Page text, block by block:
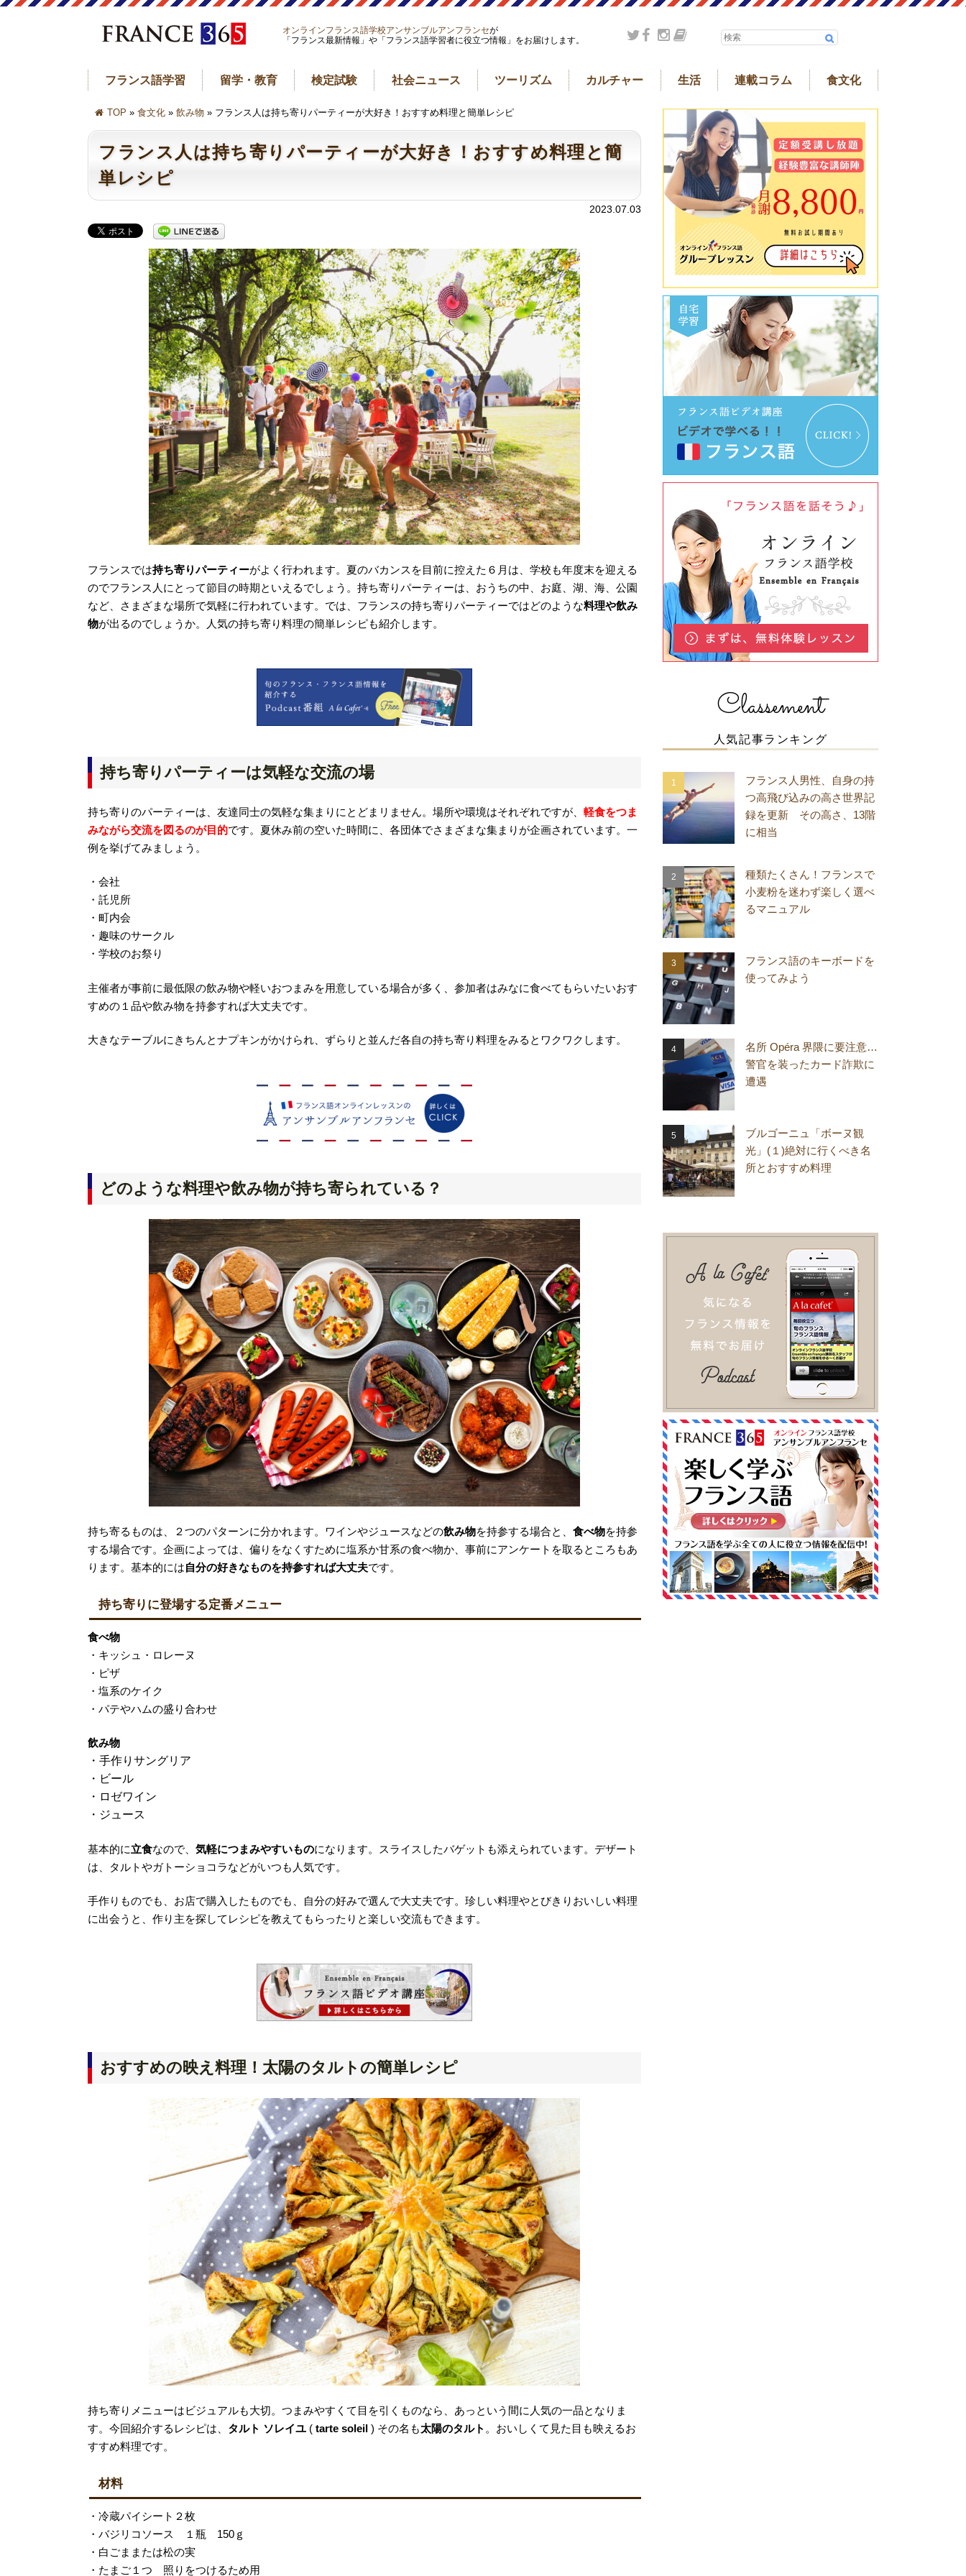
オンラインフランス語学校アンサンブルアンフランセが
「フランス最新情報」や「フランス語学習者に役立つ情報」をお届けします。
フランス語学習 留学・教育 検定試験 社会ニュース ツーリズム カルチャー 生活 連載コラム 食文化
TOP » 食文化 » 飲み物 » フランス人は持ち寄りパーティーが大好き！おすすめ料理と簡単レシピ
フランス人は持ち寄りパーティーが大好き！おすすめ料理と簡
単レシピ
2023.07.03
フランスでは持ち寄りパーティーがよく行われます。夏のバカンスを目前に控えた６月は、学校も年度末を迎える
のでフランス人にとって節目の時期といえるでしょう。持ち寄りパーティーは、おうちの中、お庭、湖、海、公園
など、さまざまな場所で気軽に行われています。では、フランスの持ち寄りパーティーではどのような料理や飲み
物が出るのでしょうか。人気の持ち寄り料理の簡単レシピも紹介します。
持ち寄りパーティーは気軽な交流の場
持ち寄りのパーティーは、友達同士の気軽な集まりにとどまリません。場所や環境はそれぞれですが、 軽食をつま
みながら交流を図るのが目的です。夏休み前の空いた時間に、各団体でさまざまな集まりが企画されています。一
例を挙げてみましょう。
・会社
・託児所
・町内会
・趣味のサークル
・学校のお祭り
主催者が事前に最低限の飲み物や軽いおつまみを用意している場合が多く、参加者はみなに食べてもらいたいおす
すめの１品や飲み物を持参すれば大丈夫です。
大きなテーブルにきちんとナプキンがかけられ、ずらりと並んだ各自の持ち寄り料理をみるとワクワクします。
どのような料理や飲み物が持ち寄られている？
持ち寄るものは、２つのパターンに分かれます。ワインやジュースなどの飲み物を持参する場合と、 食べ物を持参
する場合です。企画によっては、偏りをなくすために塩系か甘系の食べ物か、事前にアンケートを取るところもあ
ります。基本的には自分の好きなものを持参すれば大丈夫です。
持ち寄りに登場する定番メニュー
食べ物
・キッシュ・ロレーヌ
・ピザ
・塩系のケイク
・パテやハムの盛り合わせ
飲み物
・手作りサングリア
・ビール
・ロゼワイン
・ジュース
基本的に立食なので、 気軽につまみやすいものになります。スライスしたバゲットも添えられています。デザート
は、タルトやガトーショコラなどがいつも人気です。
手作りものでも、お店で購入したものでも、自分の好みで選んで大丈夫です。珍しい料理やとびきりおいしい料理
に出会うと、作り主を探してレシピを教えてもらったりと楽しい交流もできます。
おすすめの映え料理！太陽のタルトの簡単レシピ
持ち寄りメニューはビジュアルも大切。つまみやすくて目を引くものなら、あっという間に人気の一品となりま
す。今回紹介するレシピは、 タルト ソレイユ ( tarte soleil ) その名も太陽のタルト 。おいしくて見た目も映えるお
すすめ料理です。
材料
・冷蔵パイシート２枚
・バジリコソース １瓶 150ｇ
・白ごままたは松の実
・たまご１つ 照りをつけるため用
Classement
人気記事ランキング
フランス人男性、自身の持
つ高飛び込みの高さ世界記
録を更新 その高さ、13階
に相当
種類たくさん！フランスで
小麦粉を迷わず楽しく選べ
るマニュアル
フランス語のキーボードを
使ってみよう
名所 Opéra 界隈に要注意…
警官を装ったカード詐欺に
遭遇
ブルゴーニュ「ボーヌ観
光」(１)絶対に行くべき名
所とおすすめ料理